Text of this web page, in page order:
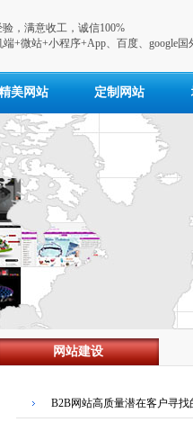
，满意收工，诚信100%
+微站+小程序+App、百度、google国
美网站 定制网站
网站建设
B2B网站高质量潜在客户寻找